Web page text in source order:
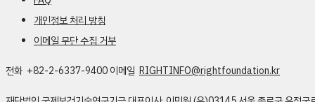
개인정보 처리 방침
이메일 무단 수집 거부
전화 +82-2-6337-9400이메일 RIGHTINFO@rightfoundation.kr